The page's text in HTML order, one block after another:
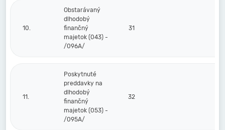
10.
Obstarávaný
dlhodobý
finančný
majetok (043) -
/096A/
31
11.
Poskytnuté
preddavky na
dlhodobý
finančný
majetok (053) -
/095A/
32